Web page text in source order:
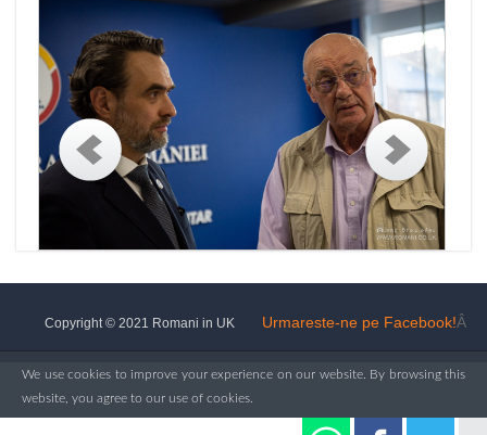
Urmareste-ne pe Facebook!Â
Copyright © 2021 Romani in UK
We use cookies to improve your experience on our website. By browsing this
website, you agree to our use of cookies.